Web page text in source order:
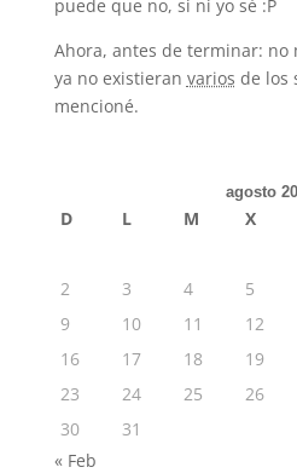
puede que no, si ni yo sé :P
Ahora, antes de terminar: no
ya no existieran varios de los
mencioné.
agosto
D L M X
2
3 4 5
9
10 11 12
16
17 18 19
23
24 25 26
30
31
« Feb